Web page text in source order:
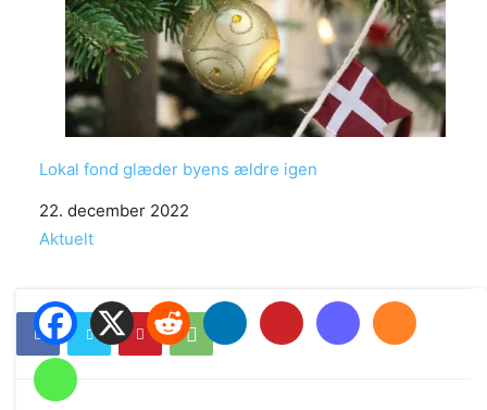
Lokal fond glæder byens ældre igen
Date
22. december 2022
In relation to
Aktuelt